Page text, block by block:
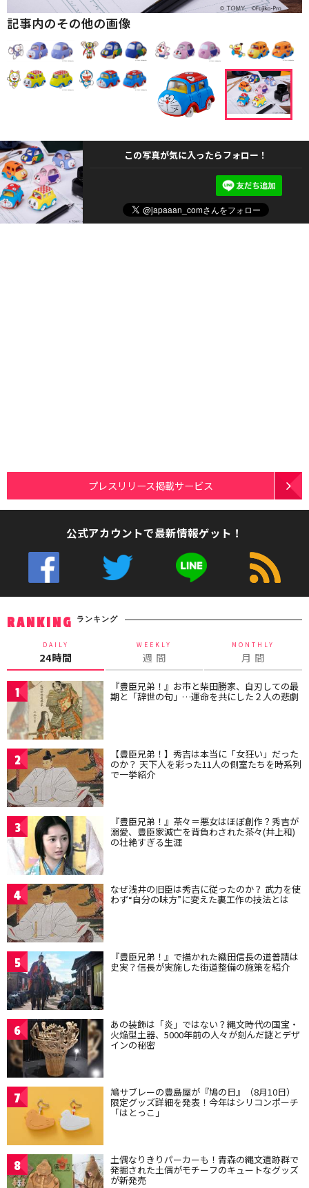
記事内のその他の画像
この写真が気に入ったらフォロー！
プレスリリース掲載サービス
公式アカウントで最新情報ゲット！
RANKING ランキング
DAILY
24時間
WEEKLY
週 間
MONTHLY
月 間
1 『豊臣兄弟！』お市と柴田勝家、自刃しての最
期と「辞世の句」…運命を共にした２人の悲劇
2 【豊臣兄弟！】秀吉は本当に「女狂い」だった
のか？ 天下人を彩った11人の側室たちを時系列
で一挙紹介
3 『豊臣兄弟！』茶々＝悪女はほぼ創作？秀吉が
溺愛、豊臣家滅亡を背負わされた茶々(井上和)
の壮絶すぎる生涯
4 なぜ浅井の旧臣は秀吉に従ったのか？ 武力を使
わず“自分の味方”に変えた裏工作の技法とは
5 『豊臣兄弟！』で描かれた織田信長の道普請は
史実？信長が実施した街道整備の施策を紹介
6 あの装飾は「炎」ではない？縄文時代の国宝・
火焔型土器、5000年前の人々が刻んだ謎とデザ
インの秘密
7 鳩サブレーの豊島屋が『鳩の日』（8月10日）
限定グッズ詳細を発表！今年はシリコンポーチ
「はとっこ」
8 土偶なりきりパーカーも！青森の縄文遺跡群で
発掘された土偶がモチーフのキュートなグッズ
が新発売